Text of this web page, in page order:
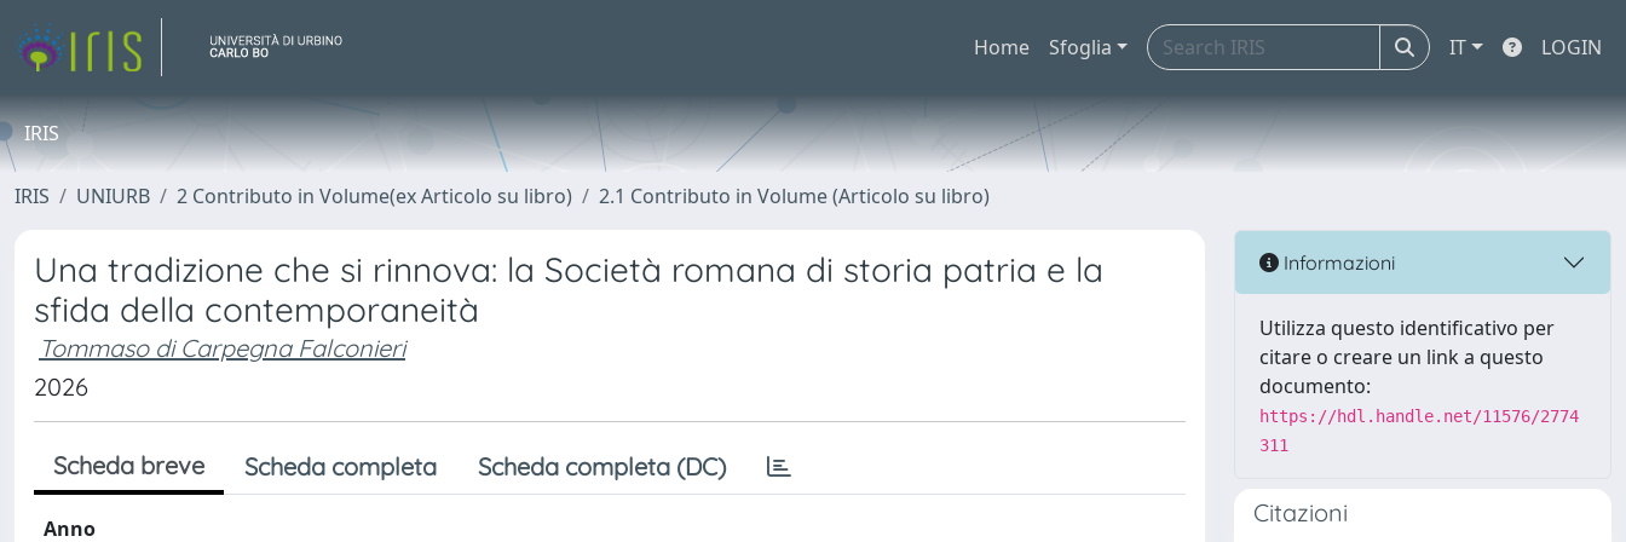
Home Sfoglia IT LOGIN
IRIS
IRIS UNIURB 2 Contributo in Volume(ex Articolo su libro) 2.1 Contributo in Volume (Articolo su libro)
Una tradizione che si rinnova: la Società romana di storia patria e la
sfida della contemporaneità
Tommaso di Carpegna Falconieri
2026
Scheda breve Scheda completa Scheda completa (DC)
Anno
Informazioni
Utilizza questo identificativo per
citare o creare un link a questo
documento:
https://hdl.handle.net/11576/2774
311
Citazioni